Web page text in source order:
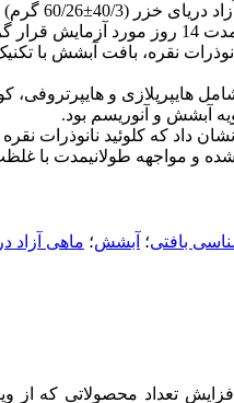
میلی‌گرم در لیتر نانوذرات نقره به مدت 14
نقره، بافت آبشش با
هایپرپلازی و هایپرتروفی،
آبشش و آنوریسم بود.
داد که کلوئید نانوذرات
و مواجهه طولانی­مدت با
بافتی؛ آبشش؛ ماهی آزاد